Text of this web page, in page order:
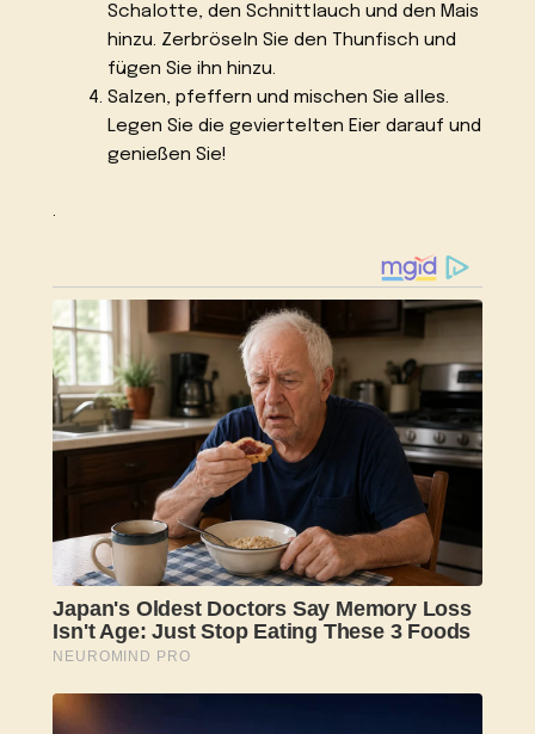
Schalotte, den Schnittlauch und den Mais
hinzu. Zerbröseln Sie den Thunfisch und
fügen Sie ihn hinzu.
Salzen, pfeffern und mischen Sie alles.
Legen Sie die geviertelten Eier darauf und
genießen Sie!
.